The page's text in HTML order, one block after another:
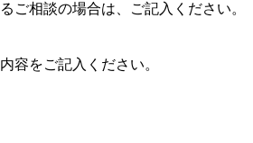
ご相談の場合は、ご記入ください。
容をご記入ください。